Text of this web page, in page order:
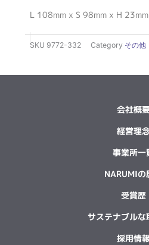
L 108mm x S 98mm x H 23mm
SKU 9772-332 Category その他
会社概
経営理
事業所一
NARUMIの
受賞歴
サステナブルな
採用情